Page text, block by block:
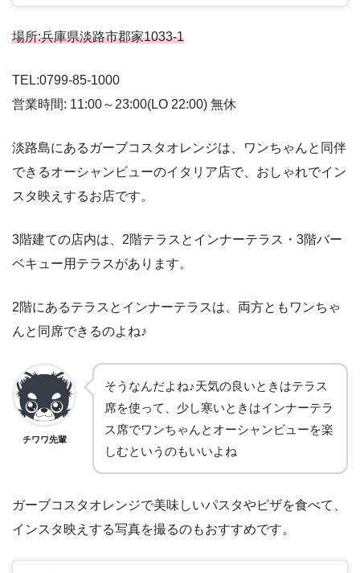
場所:兵庫県淡路市郡家1033-1
TEL:0799-85-1000
営業時間: 11:00～23:00(LO 22:00) 無休
淡路島にあるガーブコスタオレンジは、ワンちゃんと同伴
できるオーシャンビューのイタリア店で、おしゃれでイン
スタ映えするお店です。
3階建ての店内は、2階テラスとインナーテラス・3階バー
ベキュー用テラスがあります。
2階にあるテラスとインナーテラスは、両方ともワンちゃ
んと同席できるのよね♪
チワワ先輩
そうなんだよね♪天気の良いときはテラス
席を使って、少し寒いときはインナーテラ
ス席でワンちゃんとオーシャンビューを楽
しむというのもいいよね
ガーブコスタオレンジで美味しいパスタやピザを食べて、
インスタ映えする写真を撮るのもおすすめです。